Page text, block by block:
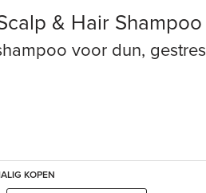
& Hair Shampoo
voor dun,
KOPEN